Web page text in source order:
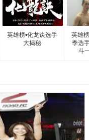
英雄榜•化龙诀选手
大揭秘
英雄
季选
斗